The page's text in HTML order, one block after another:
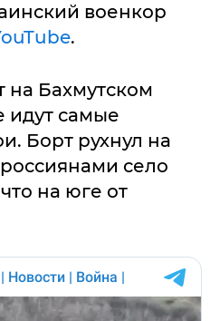
военкор
.
на Бахмутском
идут самые
Борт рухнул на
село
на юге от